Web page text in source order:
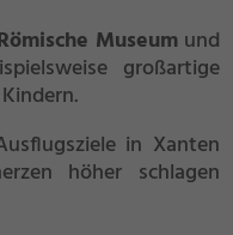
Museumund
großartige
in Xanten
höher schlagen